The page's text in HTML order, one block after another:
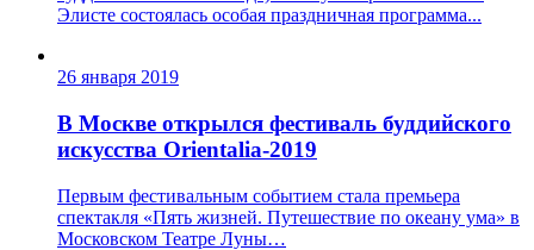
Элисте состоялась особая праздничная программа...
26 января 2019
В Москве открылся фестиваль буддийского
искусства Orientalia-2019
Первым фестивальным событием стала премьера
спектакля «Пять жизней. Путешествие по океану ума» в
Московском Театре Луны…